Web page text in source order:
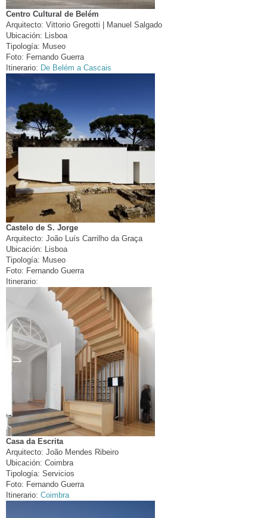
Centro Cultural de Belém
Arquitecto: Vittorio Gregotti | Manuel Salgado
Ubicación: Lisboa
Tipología: Museo
Foto: Fernando Guerra
Itinerario: De Belém a Cascais
Castelo de S. Jorge
Arquitecto: João Luís Carrilho da Graça
Ubicación: Lisboa
Tipología: Museo
Foto: Fernando Guerra
Itinerario:
Casa da Escrita
Arquitecto: João Mendes Ribeiro
Ubicación: Coimbra
Tipología: Servicios
Foto: Fernando Guerra
Itinerario: Coimbra